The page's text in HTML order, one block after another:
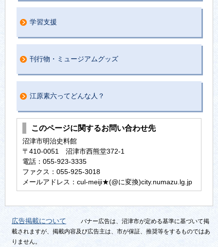
学習支援
刊行物・ミュージアムグッズ
江原素六ってどんな人？
このページに関するお問い合わせ先
沼津市明治史料館
〒410-0051 沼津市西熊堂372-1
電話：055-923-3335
ファクス：055-925-3018
メールアドレス：cul-meiji★(@に変換)city.numazu.lg.jp
広告掲載について
バナー広告は、沼津市が定める基準に基づいて掲
載されますが、掲載内容及び広告主は、市が保証、推奨等をするものではあ
りません。